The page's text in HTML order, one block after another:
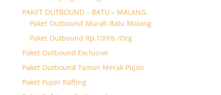
PAKET OUTBOUND – BATU – MALANG
Paket Outbound Murah Batu Malang
Paket Outbound Rp.100rb /Org
Paket Outbound Exclusive
Paket Outbound Taman Merak Pujon
Paket Pujon Rafting